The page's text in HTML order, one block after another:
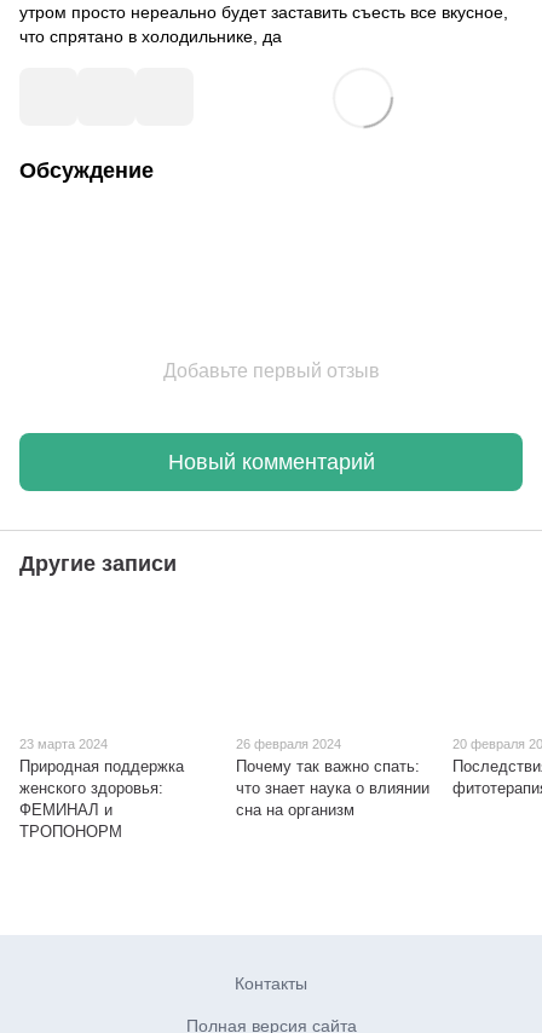
утром просто нереально будет заставить съесть все вкусное,
что спрятано в холодильнике, да
Обсуждение
Добавьте первый отзыв
Новый комментарий
Другие записи
23 марта 2024
Природная поддержка
женского здоровья:
ФЕМИНАЛ и
ТРОПОНОРМ
26 февраля 2024
Почему так важно спать:
что знает наука о влиянии
сна на организм
20 февраля
Контакты
Полная версия сайта